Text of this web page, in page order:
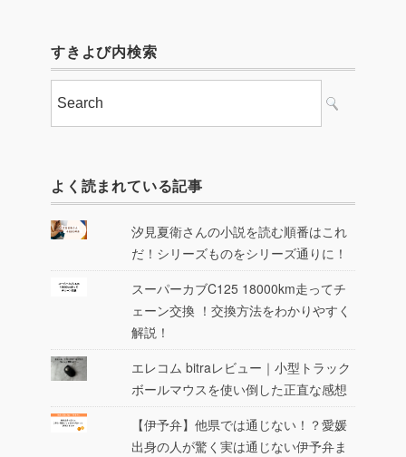
すきよび内検索
よく読まれている記事
汐見夏衛さんの小説を読む順番はこれ
だ！シリーズものをシリーズ通りに！
スーパーカブC125 18000km走ってチ
ェーン交換 ！交換方法をわかりやすく
解説！
エレコム bitraレビュー｜小型トラック
ボールマウスを使い倒した正直な感想
【伊予弁】他県では通じない！？愛媛
出身の人が驚く実は通じない伊予弁ま